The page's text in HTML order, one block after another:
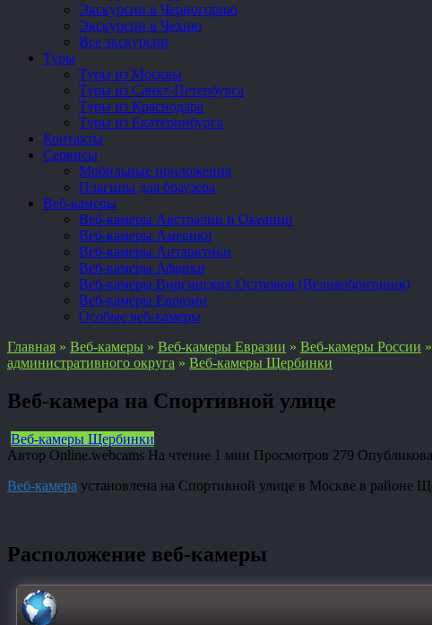
Экскурсии в Черногорию
Экскурсии в Чехию
Все экскурсии
Туры
Туры из Москвы
Туры из Санкт-Петербурга
Туры из Краснодара
Туры из Екатеринбурга
Контакты
Сервисы
Мобильные приложения
Плагины для браузера
Веб-камеры
Веб-камеры Австралии и Океании
Веб-камеры Америки
Веб-камеры Антарктики
Веб-камеры Африки
Веб-камеры Виргинских Островов (Великобритания)
Веб-камеры Евразии
Особые веб-камеры
Главная » Веб-камеры » Веб-камеры Евразии » Веб-камеры России »
административного округа » Веб-камеры Щербинки
Веб-камера на Спортивной улице
Веб-камеры Щербинки
Автор Online.webcams На чтение 1 мин Просмотров 279
Веб-камера установлена на Спортивной улице в Москве в районе
Расположение веб-камеры